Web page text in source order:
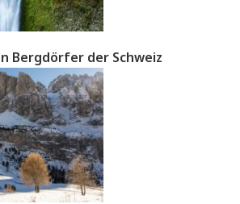
Bergdörfer der Schweiz